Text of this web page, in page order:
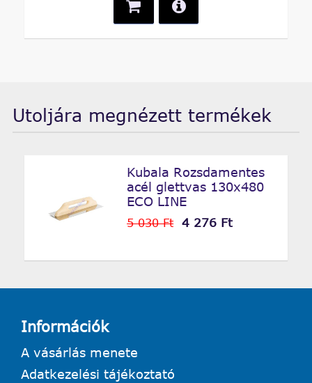
Utoljára megnézett termékek
Kubala Rozsdamentes
acél glettvas 130x480
ECO LINE
5 030 Ft 4 276 Ft
Információk
A vásárlás menete
Adatkezelési tájékoztató